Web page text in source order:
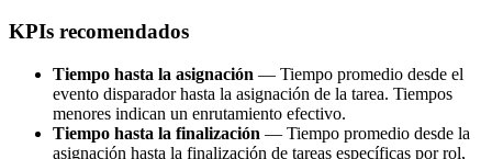
KPIs recomendados
Tiempo hasta la asignación — Tiempo promedio desde el
evento disparador hasta la asignación de la tarea. Tiempos
menores indican un enrutamiento efectivo.
Tiempo hasta la finalización — Tiempo promedio desde la
asignación hasta la finalización de tareas específicas por rol,